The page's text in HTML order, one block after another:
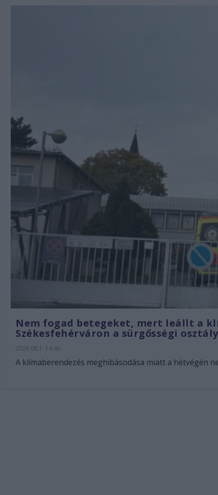
Nem fogad betegeket, mert leállt a
Székesfehérváron a sürgősségi
2026.08.1. 14:46
A klímaberendezés meghibásodása miatt a hétvégén